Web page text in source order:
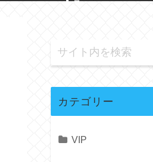
カテゴリー
VIP